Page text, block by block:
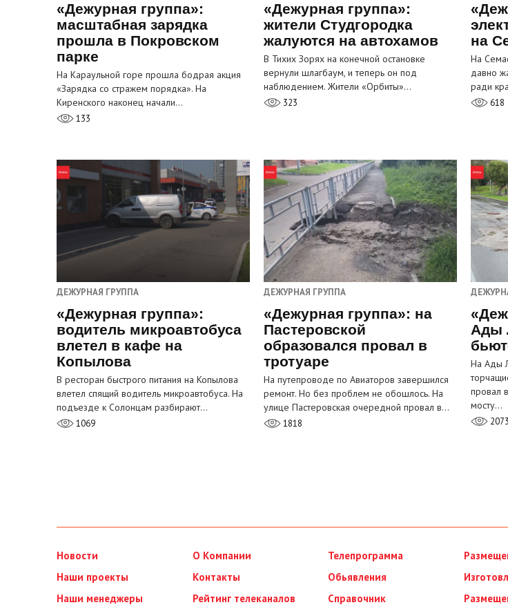
«Дежурная группа»:
масштабная зарядка
прошла в Покровском
парке
На Караульной горе прошла бодрая акция
«Зарядка со стражем порядка». На
Киренского наконец начали…
133
«Дежурная группа»:
жители Студгородка
жалуются на автохамов
В Тихих Зорях на конечной остановке
вернули шлагбаум, и теперь он под
наблюдением. Жители «Орбиты»…
323
на
На
давно
ради
618
ДЕЖУРНАЯ ГРУППА
«Дежурная группа»:
водитель микроавтобуса
влетел в кафе на
Копылова
В ресторан быстрого питания на Копылова
влетел спящий водитель микроавтобуса. На
подъезде к Солонцам разбирают…
1069
ДЕЖУРНАЯ ГРУППА
«Дежурная группа»: на
Пастеровской
образовался провал в
тротуаре
На путепроводе по Авиаторов завершился
ремонт. Но без проблем не обошлось. На
улице Пастеровская очередной провал в…
1818
Ады
На Ады
провал
мосту…
2073
Новости
Наши проекты
Наши менеджеры
О Компании
Контакты
Рейтинг телеканалов
Телепрограмма
Обьявления
Справочник